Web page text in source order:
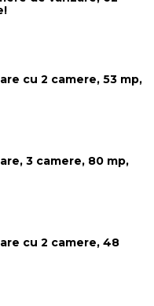
cu 2 camere, 53 mp,
3 camere, 80 mp,
cu 2 camere, 48